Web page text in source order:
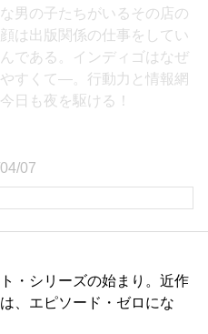
男の子たちがいるその店の
は出版関係の仕事をしてい
である。インディゴはなぜ
すくて―。行動力と情報網
日も夜を駆ける！
07
・シリーズの始まり。近作
、エピソード・ゼロにな